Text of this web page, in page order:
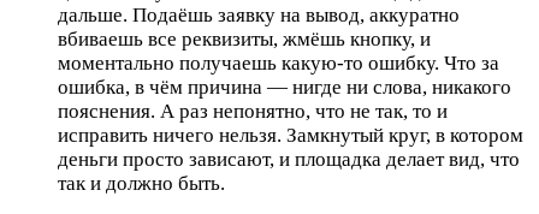
дальше. Подаёшь заявку на вывод, аккуратно
вбиваешь все реквизиты, жмёшь кнопку, и
моментально получаешь какую-то ошибку. Что за
ошибка, в чём причина — нигде ни слова, никакого
пояснения. А раз непонятно, что не так, то и
исправить ничего нельзя. Замкнутый круг, в котором
деньги просто зависают, и площадка делает вид, что
так и должно быть.